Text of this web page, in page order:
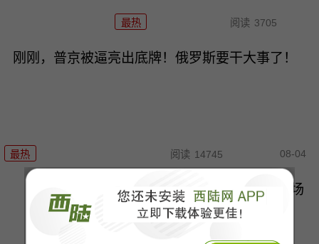
最热 阅读 3705
刚刚，普京被逼亮出底牌！俄罗斯要干大事了！
最热 阅读 14745 08-04
里海一声巨响，这次差点把两场
战争炸成一锅粥！